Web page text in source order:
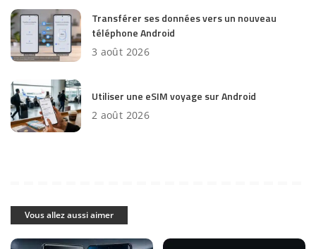
Transférer ses données vers un nouveau
téléphone Android
3 août 2026
Utiliser une eSIM voyage sur Android
2 août 2026
Vous allez aussi aimer